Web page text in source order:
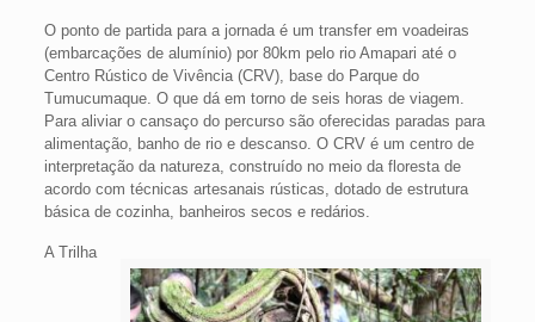
O ponto de partida para a jornada é um transfer em voadeiras
(embarcações de alumínio) por 80km pelo rio Amapari até o
Centro Rústico de Vivência (CRV), base do Parque do
Tumucumaque. O que dá em torno de seis horas de viagem.
Para aliviar o cansaço do percurso são oferecidas paradas para
alimentação, banho de rio e descanso. O CRV é um centro de
interpretação da natureza, construído no meio da floresta de
acordo com técnicas artesanais rústicas, dotado de estrutura
básica de cozinha, banheiros secos e redários.
A Trilha